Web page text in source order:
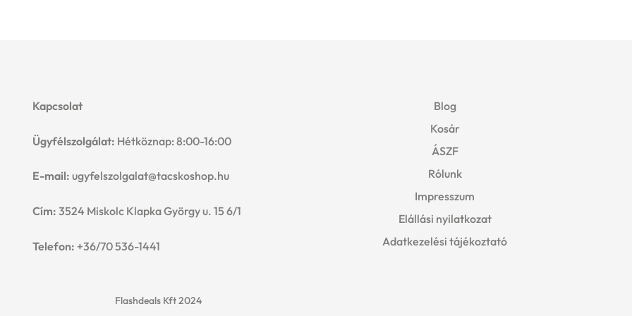
Kapcsolat
Ügyfélszolgálat: Hétköznap: 8:00-16:00
E-mail: ugyfelszolgalat@tacskoshop.hu
Cím: 3524 Miskolc Klapka György u. 15 6/1
Telefon: +36/70 536-1441
Blog
Kosár
ÁSZF
Rólunk
Impresszum
Elállási nyilatkozat
Adatkezelési tájékoztató
Flashdeals Kft 2024